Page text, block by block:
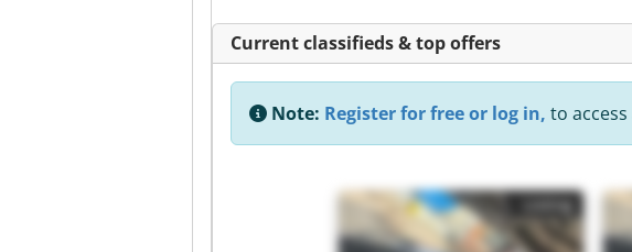
Current classifieds & top offers
Note: Register for free or log in, to